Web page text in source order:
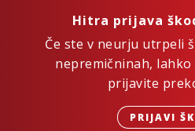
Hitra prijava
Če ste v neurju utrpeli
nepremičninah,
prijavite
PRIJAVI